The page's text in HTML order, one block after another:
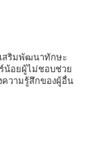
สริมพัฒนาทักษะ
ร์น้อยผู้ไม่ชอบช่วย
ความรู้สึกของผู้อื่น